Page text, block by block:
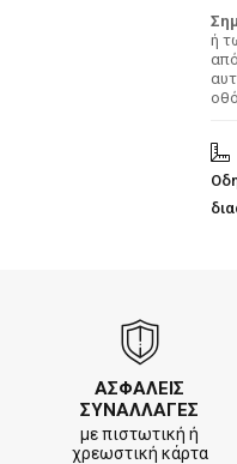
ή
ΑΣΦΑΛΕΙΣ
ΣΥΝΑΛΛΑΓΕΣ
με πιστωτική ή
χρεωστική κάρτα